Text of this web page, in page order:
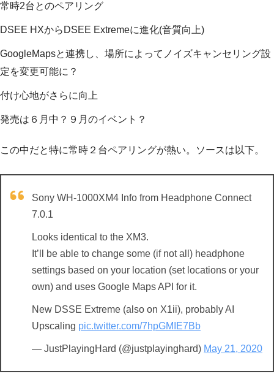
常時2台とのペアリング
DSEE HXからDSEE Extremeに進化(音質向上)
GoogleMapsと連携し、場所によってノイズキャンセリング設
定を変更可能に？
付け心地がさらに向上
発売は６月中？９月のイベント？
この中だと特に常時２台ペアリングが熱い。ソースは以下。
Sony WH-1000XM4 Info from Headphone Connect
7.0.1
Looks identical to the XM3.
It’ll be able to change some (if not all) headphone
settings based on your location (set locations or your
own) and uses Google Maps API for it.
New DSSE Extreme (also on X1ii), probably AI
Upscaling pic.twitter.com/7hpGMIE7Bb
— JustPlayingHard (@justplayinghard) May 21, 2020